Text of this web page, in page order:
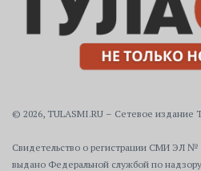
© 2026, TULASMI.RU – Сетевое
Свидетельство о регистрации СМИ ЭЛ №
выдано Федеральной службой по